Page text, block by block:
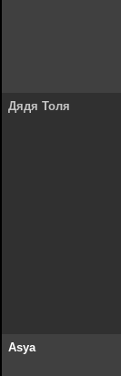
Дядя Толя
Asya